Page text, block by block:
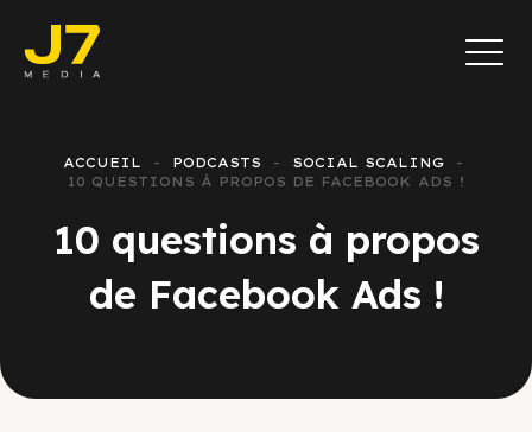
ACCUEIL PODCASTS
SOCIAL SCALING
10 QUESTIONS À PROPOS DE FACEBOOK ADS !
10 questions à propos
de Facebook Ads !